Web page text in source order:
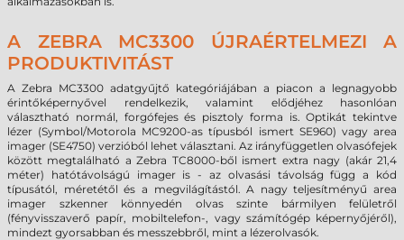
A ZEBRA MC3300 ÚJRAÉRTELMEZI A
PRODUKTIVITÁST
A Zebra MC3300 adatgyűjtő kategóriájában a piacon a legnagyobb
érintőképernyővel rendelkezik, valamint elődjéhez hasonlóan
választható normál, forgófejes és pisztoly forma is. Optikát tekintve
lézer (Symbol/Motorola MC9200-as típusból ismert SE960) vagy area
imager (SE4750) verzióból lehet választani. Az irányfüggetlen olvasófejek
között megtalálható a Zebra TC8000-ből ismert extra nagy (akár 21,4
méter) hatótávolságú imager is - az olvasási távolság függ a kód
típusától, méretétől és a megvilágítástól. A nagy teljesítményű area
imager szkenner könnyedén olvas szinte bármilyen felületről
(fényvisszaverő papír, mobiltelefon-, vagy számítógép képernyőjéről),
mindezt gyorsabban és messzebbről, mint a lézerolvasók.